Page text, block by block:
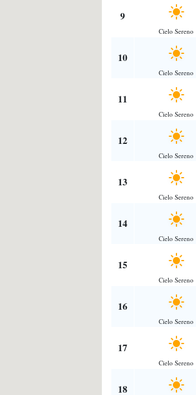
9
Cielo Sereno
10
Cielo Sereno
11
Cielo Sereno
12
Cielo Sereno
13
Cielo Sereno
14
Cielo Sereno
15
Cielo Sereno
16
Cielo Sereno
17
Cielo Sereno
18